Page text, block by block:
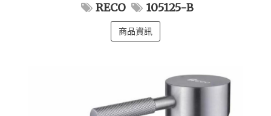
RECO 105125-B
商品資訊